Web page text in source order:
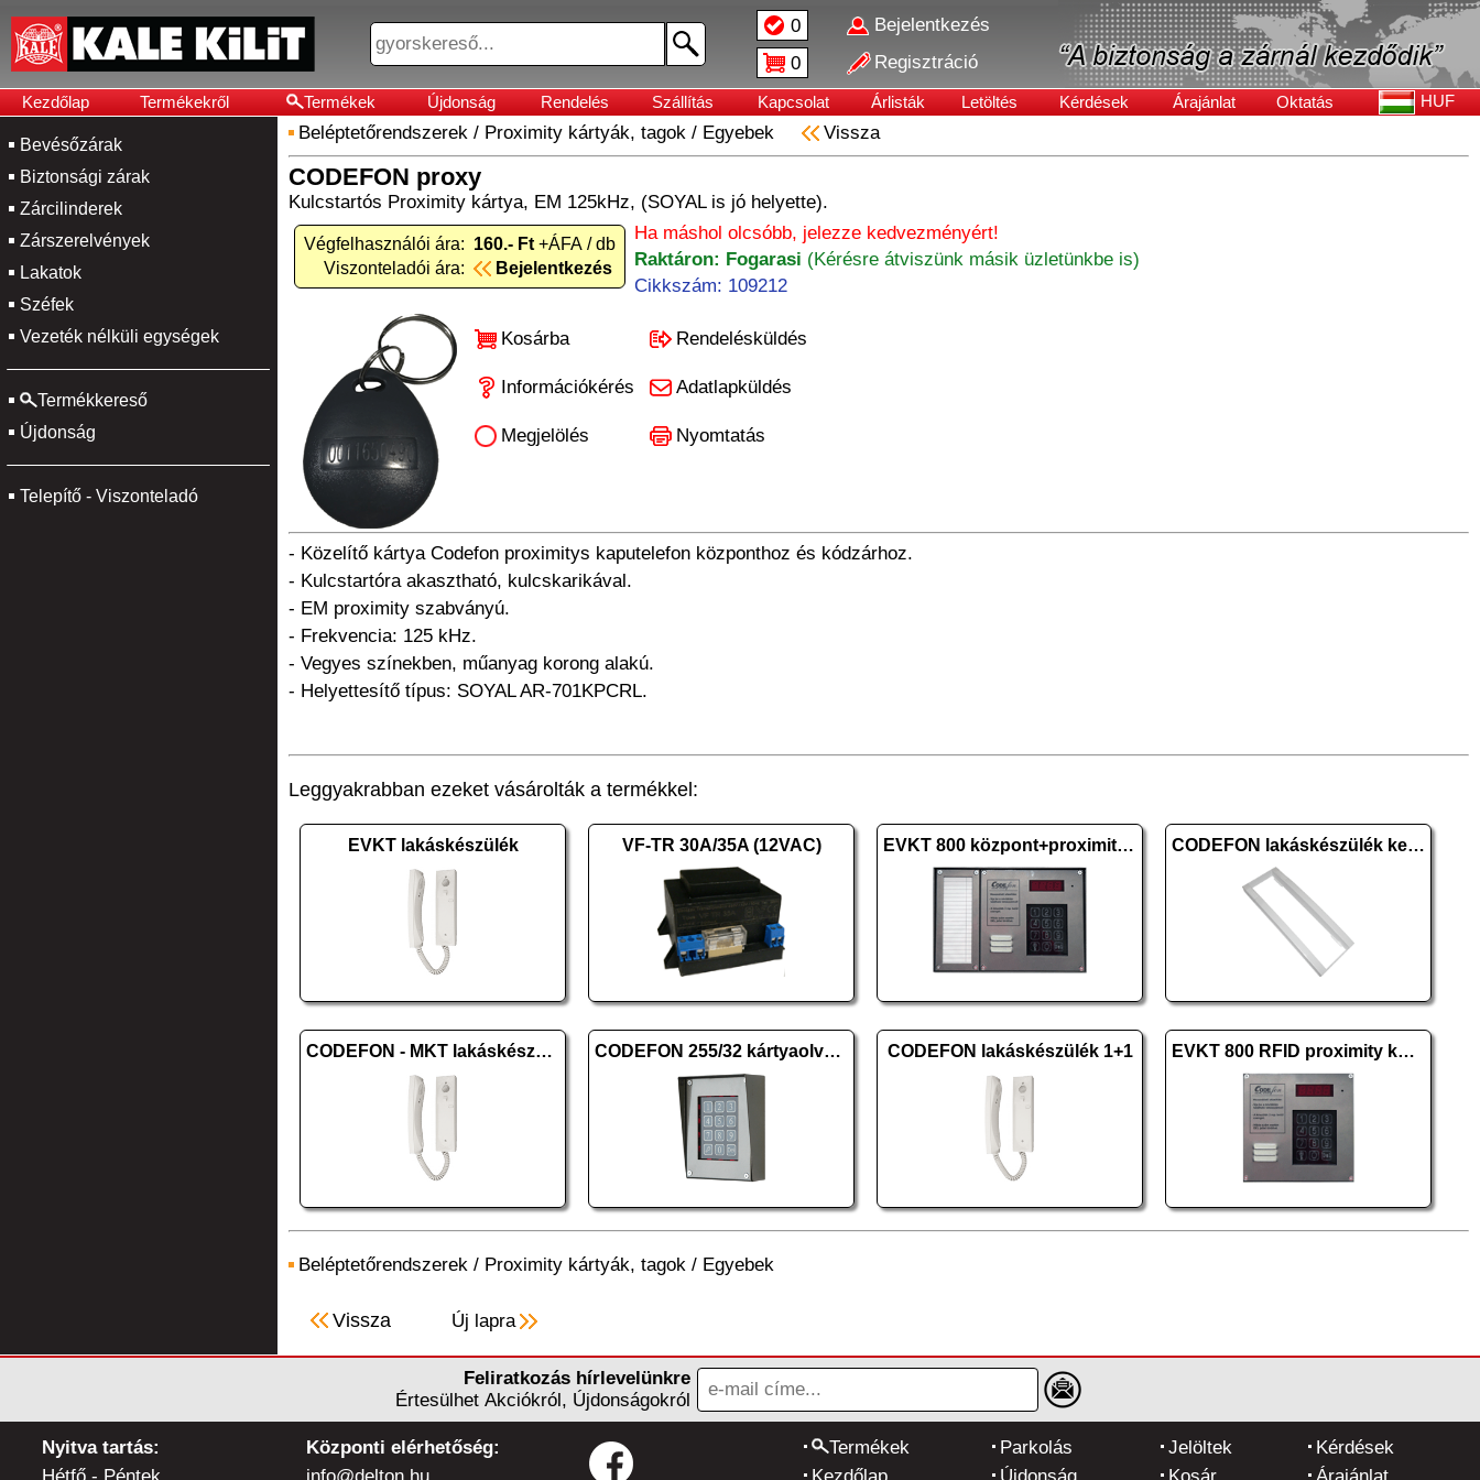
0
0
Bejelentkezés
Regisztráció
Kezdőlap Termékekről Termékek Újdonság Rendelés Szállítás Kapcsolat Árlisták Letöltés Kérdések Árajánlat Oktatás HUF
Bevésőzárak
Biztonsági zárak
Zárcilinderek
Zárszerelvények
Lakatok
Széfek
Vezeték nélküli egységek
Termékkereső
Újdonság
Telepítő - Viszonteladó
Beléptetőrendszerek / Proximity kártyák, tagok / Egyebek Vissza
CODEFON proxy
Kulcstartós Proximity kártya, EM 125kHz, (SOYAL is jó helyette).
Végfelhasználói ára: 160.- Ft +ÁFA / db
Viszonteladói ára:
Bejelentkezés
Ha máshol olcsóbb, jelezze kedvezményért!
Raktáron: Fogarasi (Kérésre átviszünk másik üzletünkbe is)
Cikkszám: 109212
Kosárba Rendelésküldés
Információkérés Adatlapküldés
Megjelölés Nyomtatás
- Közelítő kártya Codefon proximitys kaputelefon központhoz és kódzárhoz.
- Kulcstartóra akasztható, kulcskarikával.
- EM proximity szabványú.
- Frekvencia: 125 kHz.
- Vegyes színekben, műanyag korong alakú.
- Helyettesítő típus: SOYAL AR-701KPCRL.
Leggyakrabban ezeket vásárolták a termékkel:
EVKT lakáskészülék VF-TR 30A/35A (12VAC) EVKT 800 központ+proximity falon kív., 1 oszl. H CODEFON lakáskészülék keret
CODEFON - MKT lakáskészülék CODEFON 255/32 kártyaolvasós szürke CODEFON lakáskészülék 1+1 EVKT 800 RFID proximity központi egység
Beléptetőrendszerek / Proximity kártyák, tagok / Egyebek
Vissza Új lapra
Feliratkozás hírlevelünkre
Értesülhet Akciókról, Újdonságokról
Nyitva tartás:
Központi elérhetőség:
Termékek
Parkolás
Jelöltek
Kérdések